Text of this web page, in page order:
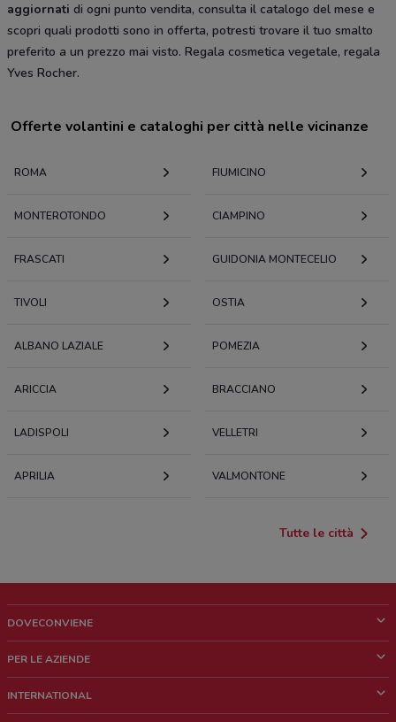
aggiornati di ogni punto vendita, consulta il catalogo del mese e
scopri quali prodotti sono in offerta, potresti trovare il tuo smalto
preferito a un prezzo mai visto. Regala cosmetica vegetale, regala
Yves Rocher.
Offerte volantini e cataloghi per città nelle vicinanze
ROMA FIUMICINO
MONTEROTONDO CIAMPINO
FRASCATI GUIDONIA MONTECELIO
TIVOLI OSTIA
ALBANO LAZIALE POMEZIA
ARICCIA BRACCIANO
LADISPOLI VELLETRI
APRILIA VALMONTONE
Tutte le città
DOVECONVIENE
Chi siamo
PER LE AZIENDE
Richieste commerciali e marketing
INTERNATIONAL